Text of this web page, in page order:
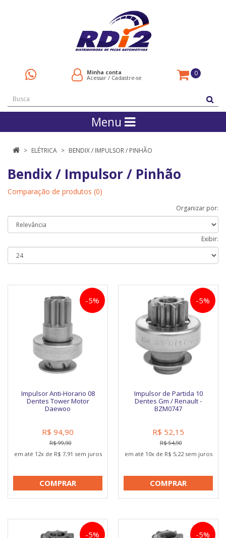
Minha conta
Acessar / Cadastre-se
0
Menu
ELÉTRICA BENDIX / IMPULSOR / PINHÃO
Bendix / Impulsor / Pinhão
Comparação de produtos (0)
Organizar por:
Exibir:
Impulsor Anti-Horario 08
Dentes Tower Motor
Daewoo
-5%
R$ 94,90
R$ 99,90
em até 12x de R$ 7,91 sem juros
COMPRAR
Impulsor de Partida 10
Dentes Gm / Renault -
BZM0747
-5%
R$ 52,15
R$ 54,90
em até 10x de R$ 5,22 sem juros
COMPRAR
-5% -5%